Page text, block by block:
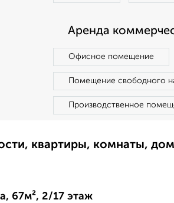
Аренда
Офисное помещение
Помещение свободного
Производственное
квартиры, комнаты,
67м², 2/17 этаж